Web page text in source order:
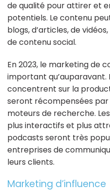
de qualité pour attirer et
potentiels. Le contenu
blogs, d’articles, de
de contenu social.
En 2023, le marketing de
important qu’auparavant.
concentrent sur la
seront récompensées
moteurs de recherche.
plus interactifs et plus
podcasts seront très
entreprises de
leurs clients.
Marketing d’influence